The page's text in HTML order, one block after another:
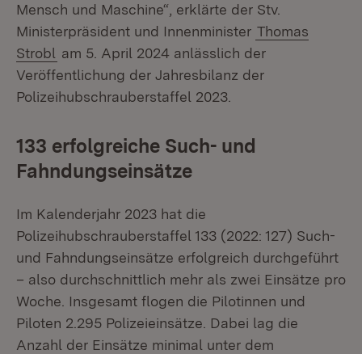
Mensch und Maschine“, erklärte der Stv.
Ministerpräsident und Innenminister Thomas
Strobl am 5. April 2024 anlässlich der
Veröffentlichung der Jahresbilanz der
Polizeihubschrauberstaffel 2023.
133 erfolgreiche Such- und
Fahndungseinsätze
Im Kalenderjahr 2023 hat die
Polizeihubschrauberstaffel 133 (2022: 127) Such-
und Fahndungseinsätze erfolgreich durchgeführt
– also durchschnittlich mehr als zwei Einsätze pro
Woche. Insgesamt flogen die Pilotinnen und
Piloten 2.295 Polizeieinsätze. Dabei lag die
Anzahl der Einsätze minimal unter dem